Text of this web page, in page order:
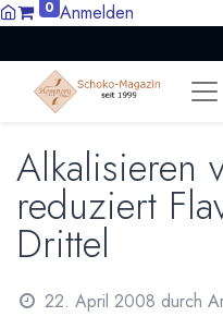
0 Anmelden
Alkalisieren
reduziert
Drittel
22. April 2008 durch